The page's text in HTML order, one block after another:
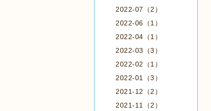
2022-07（2）
2022-06（1）
2022-04（1）
2022-03（3）
2022-02（1）
2022-01（3）
2021-12（2）
2021-11（2）